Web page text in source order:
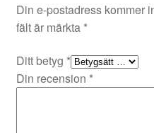
Din e-postadress kommer
fält är märkta *
Ditt betyg *
Din recension *